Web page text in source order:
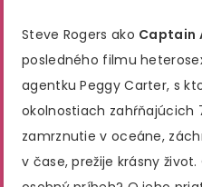
Steve Rogers ako Captain
posledného filmu
agentku Peggy Carter, s
okolnostiach zahŕňajúcich
zamrznutie v oceáne,
v čase, prežije krásny